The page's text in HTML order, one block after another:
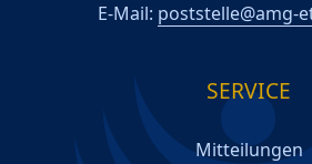
E-Mail: poststelle@amg-
SERVICE
Mitteilungen